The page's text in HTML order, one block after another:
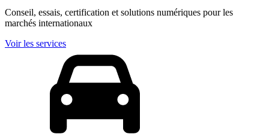
Conseil, essais, certification et solutions numériques pour les
marchés internationaux
Voir les services